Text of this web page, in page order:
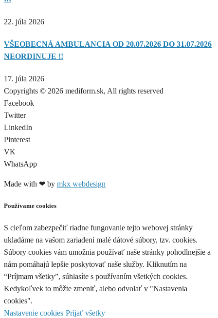
22. júla 2026
VŠEOBECNÁ AMBULANCIA OD 20.07.2026 DO 31.07.2026
NEORDINUJE !!
17. júla 2026
Copyrights © 2026 mediform.sk, All rights reserved​
Facebook
Twitter
LinkedIn
Pinterest
VK
WhatsApp
Made with ❤ by mkx webdesign
Používame cookies
S cieľom zabezpečiť riadne fungovanie tejto webovej stránky
ukladáme na vašom zariadení malé dátové súbory, tzv. cookies.
Súbory cookies vám umožnia používať naše stránky pohodlnejšie a
nám pomáhajú lepšie poskytovať naše služby. Kliknutím na
“Príjmam všetky”, súhlasíte s používaním všetkých cookies.
Kedykoľvek to môžte zmeniť, alebo odvolať v "Nastavenia
cookies".
Nastavenie cookies Príjať všetky